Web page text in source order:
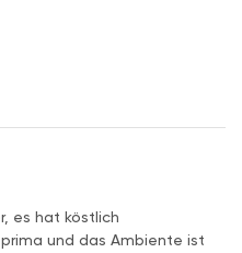
es hat köstlich
und das Ambiente ist